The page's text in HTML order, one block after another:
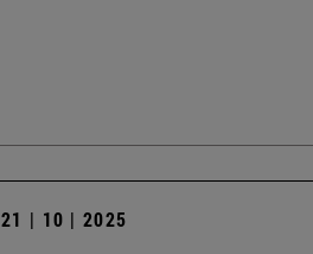
21 | 10 | 2025